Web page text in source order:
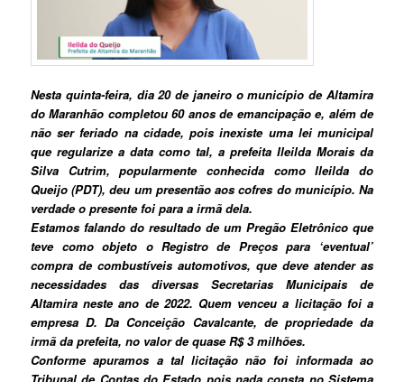
Nesta quinta-feira, dia 20 de janeiro o município de Altamira
do Maranhão completou 60 anos de emancipação e, além de
não ser feriado na cidade, pois inexiste uma lei municipal
que regularize a data como tal, a prefeita Ileilda Morais da
Silva Cutrim, popularmente conhecida como Ileilda do
Queijo (PDT), deu um presentão aos cofres do município. Na
verdade o presente foi para a irmã dela.
Estamos falando do resultado de um Pregão Eletrônico que
teve como objeto o Registro de Preços para ‘eventual’
compra de combustíveis automotivos, que deve atender as
necessidades das diversas Secretarias Municipais de
Altamira neste ano de 2022. Quem venceu a licitação foi a
empresa D. Da Conceição Cavalcante, de propriedade da
irmã da prefeita, no valor de quase R$ 3 milhões.
Conforme apuramos a tal licitação não foi informada ao